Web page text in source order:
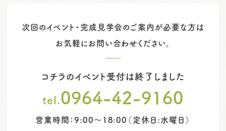
次回のイベント・完成見学会のご案内が必要な方は
お気軽にお問い合わせください。
コチラのイベント受付は終了しました
tel.0964-42-9160
営業時間：9:00～18:00（定休日:水曜日）